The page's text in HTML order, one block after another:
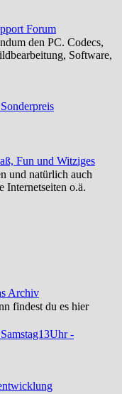
Forum
den PC. Codecs,
Software,
Fun und Witziges
und natürlich auch
Internetseiten o.ä.
Archiv
findest du es hier
Samstag13Uhr -